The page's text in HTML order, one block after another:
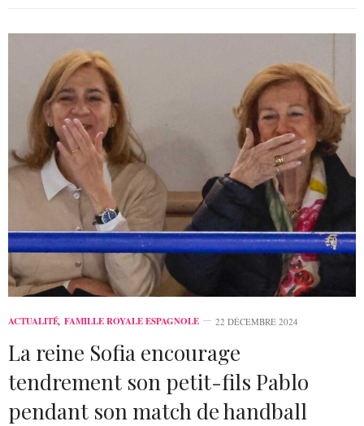
ACTUALITÉ, FAMILLE ROYALE ESPAGNOLE 22 DÉCEMBRE 2024
La reine Sofia encourage
tendrement son petit-fils Pablo
pendant son match de handball